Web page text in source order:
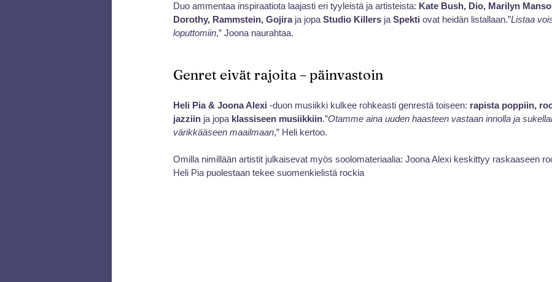
Duo ammentaa inspiraatiota laajasti eri tyyleistä ja artisteista: Kate Bush, Dio, Marilyn
Dorothy, Rammstein, Gojira ja jopa Studio Killers ja Spekti ovat heidän listallaan.”Listaa
loputtomiin,” Joona naurahtaa.
Genret eivät rajoita – päinvastoin
Heli Pia & Joona Alexi -duon musiikki kulkee rohkeasti genrestä toiseen: rapista poppiin,
jazziin ja jopa klassiseen musiikkiin.”Otamme aina uuden haasteen vastaan innolla ja
värikkääseen maailmaan,” Heli kertoo.
Omilla nimillään artistit julkaisevat myös soolomateriaalia: Joona Alexi keskittyy raskaaseen
Heli Pia puolestaan tekee suomenkielistä rockia